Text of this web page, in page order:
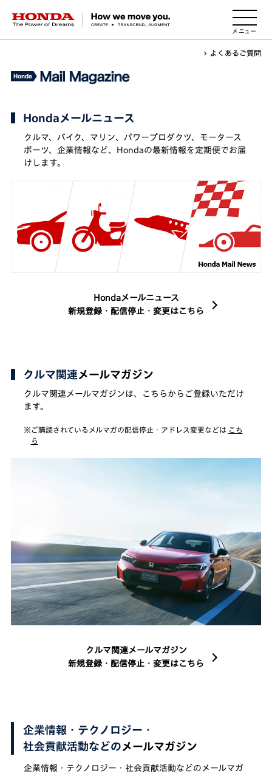
HONDA The Power of Dreams
Hondaメールニュース
クルマ、バイク、マリン、パワープロダクツ、モータース
ポーツ、企業情報など、Hondaの最新情報を定期便でお届
けします。
Hondaメールニュース
新規登録・配信停止・変更はこちら
クルマ関連 メールマガジン
クルマ関連メールマガジンは、こちらからご登録いただけ
ます。
※ご購読されているメルマガの配信停止・アドレス変更などは こち
ら
クルマ関連メールマガジン
新規登録・配信停止・変更はこちら
企業情報・テクノロジー・
社会貢献活動などの メールマガジン
企業情報・テクノロジー・社会貢献活動などのメールマガ